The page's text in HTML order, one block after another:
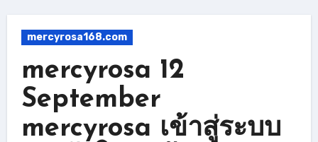
mercyrosa168.com
mercyrosa 12
September
mercyrosa เข้าสู่ระบบ